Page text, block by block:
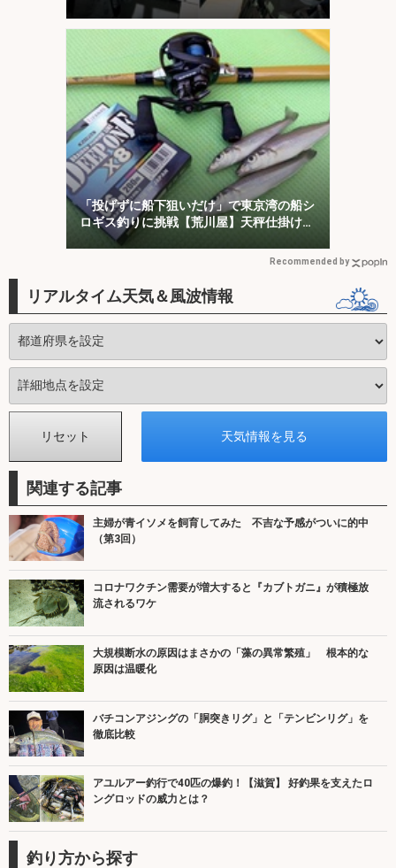
「投げずに船下狙いだけ」で東京湾の船シ
ロギス釣りに挑戦【荒川屋】天秤仕掛けで
キス約70匹！
Recommended by
リアルタイム天気＆風波情報
関連する記事
主婦が青イソメを飼育してみた 不吉な予感がついに的中
（第3回）
コロナワクチン需要が増大すると『カブトガニ』が積極放
流されるワケ
大規模断水の原因はまさかの「藻の異常繁殖」 根本的な
原因は温暖化
バチコンアジングの「胴突きリグ」と「テンビンリグ」を
徹底比較
アユルアー釣行で40匹の爆釣！【滋賀】 好釣果を支えたロ
ングロッドの威力とは？
釣り方から探す